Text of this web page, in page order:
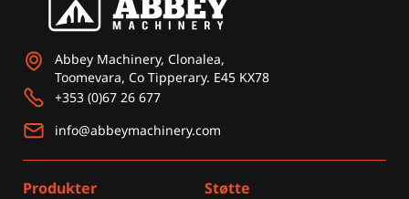
Abbey Machinery, Clonalea,
Toomevara, Co Tipperary. E45 KX78
+353 (0)67 26 677
info@abbeymachinery.com
Produkter Støtte